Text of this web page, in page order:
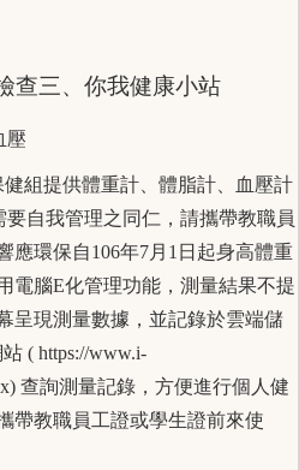
查三、你我健康小站
壓
健組提供體重計、體脂計、血壓計
自我管理之同仁，請攜帶教職員
應環保自106年7月1日起身高體重
電腦E化管理功能，測量結果不提
呈現測量數據，並記錄於雲端儲
( https://www.i-
) 查詢測量記錄，方便進行個人健
帶教職員工證或學生證前來使